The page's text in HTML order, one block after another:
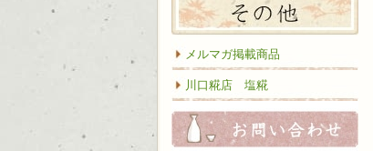
メルマガ掲載商品
川口糀店 塩糀